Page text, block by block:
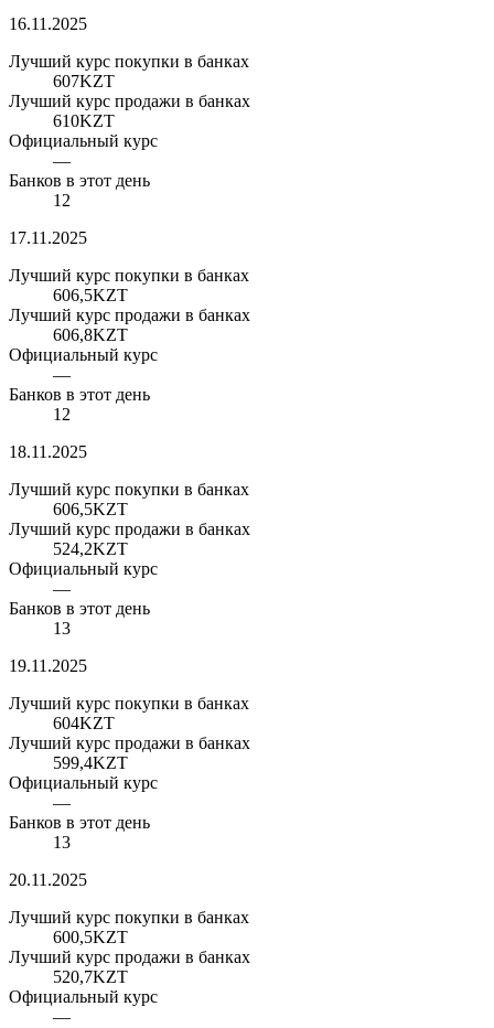
16.11.2025
Лучший курс покупки в банках
607KZT
Лучший курс продажи в банках
610KZT
Официальный курс
—
Банков в этот день
12
17.11.2025
Лучший курс покупки в банках
606,5KZT
Лучший курс продажи в банках
606,8KZT
Официальный курс
—
Банков в этот день
12
18.11.2025
Лучший курс покупки в банках
606,5KZT
Лучший курс продажи в банках
524,2KZT
Официальный курс
—
Банков в этот день
13
19.11.2025
Лучший курс покупки в банках
604KZT
Лучший курс продажи в банках
599,4KZT
Официальный курс
—
Банков в этот день
13
20.11.2025
Лучший курс покупки в банках
600,5KZT
Лучший курс продажи в банках
520,7KZT
Официальный курс
—